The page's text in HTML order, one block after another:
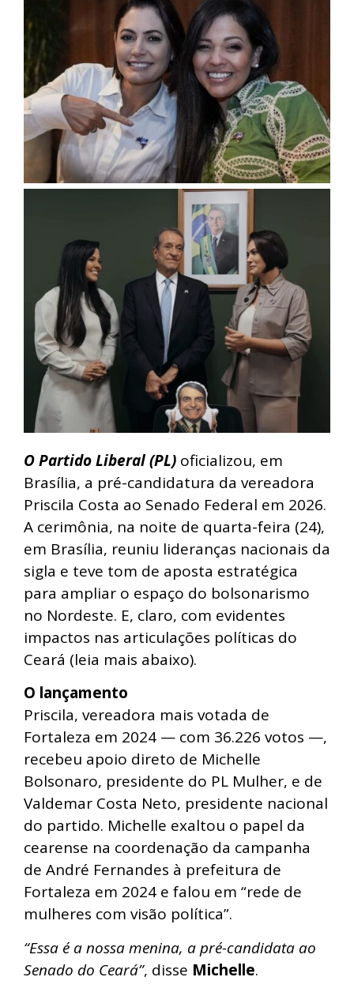
O Partido Liberal (PL) oficializou, em
Brasília, a pré-candidatura da vereadora
Priscila Costa ao Senado Federal em 2026.
A cerimônia, na noite de quarta-feira (24),
em Brasília, reuniu lideranças nacionais da
sigla e teve tom de aposta estratégica
para ampliar o espaço do bolsonarismo
no Nordeste. E, claro, com evidentes
impactos nas articulações políticas do
Ceará (leia mais abaixo).
O lançamento
Priscila, vereadora mais votada de
Fortaleza em 2024 — com 36.226 votos —,
recebeu apoio direto de Michelle
Bolsonaro, presidente do PL Mulher, e de
Valdemar Costa Neto, presidente nacional
do partido. Michelle exaltou o papel da
cearense na coordenação da campanha
de André Fernandes à prefeitura de
Fortaleza em 2024 e falou em “rede de
mulheres com visão política”.
“Essa é a nossa menina, a pré-candidata ao
Senado do Ceará”, disse Michelle.